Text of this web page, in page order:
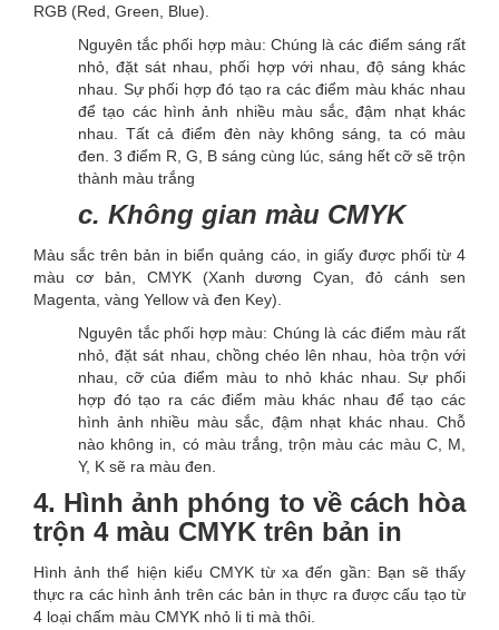
RGB (Red, Green, Blue).
Nguyên tắc phối hợp màu: Chúng là các điểm sáng rất
nhỏ, đặt sát nhau, phối hợp với nhau, độ sáng khác
nhau. Sự phối hợp đó tạo ra các điểm màu khác nhau
để tạo các hình ảnh nhiều màu sắc, đậm nhạt khác
nhau. Tất cả điểm đèn này không sáng, ta có màu
đen. 3 điểm R, G, B sáng cùng lúc, sáng hết cỡ sẽ trộn
thành màu trắng
c. Không gian màu CMYK
Màu sắc trên bản in biển quảng cáo, in giấy được phối từ 4
màu cơ bản, CMYK (Xanh dương Cyan, đỏ cánh sen
Magenta, vàng Yellow và đen Key).
Nguyên tắc phối hợp màu: Chúng là các điểm màu rất
nhỏ, đặt sát nhau, chồng chéo lên nhau, hòa trộn với
nhau, cỡ của điểm màu to nhỏ khác nhau. Sự phối
hợp đó tạo ra các điểm màu khác nhau để tạo các
hình ảnh nhiều màu sắc, đậm nhạt khác nhau. Chỗ
nào không in, có màu trắng, trộn màu các màu C, M,
Y, K sẽ ra màu đen.
4. Hình ảnh phóng to về cách hòa
trộn 4 màu CMYK trên bản in
Hình ảnh thể hiện kiểu CMYK từ xa đến gần: Bạn sẽ thấy
thực ra các hình ảnh trên các bản in thực ra được cấu tạo từ
4 loại chấm màu CMYK nhỏ li ti mà thôi.